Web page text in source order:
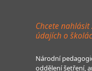
Chcete nahlásit
údajích o
Národní
oddělení šetření,